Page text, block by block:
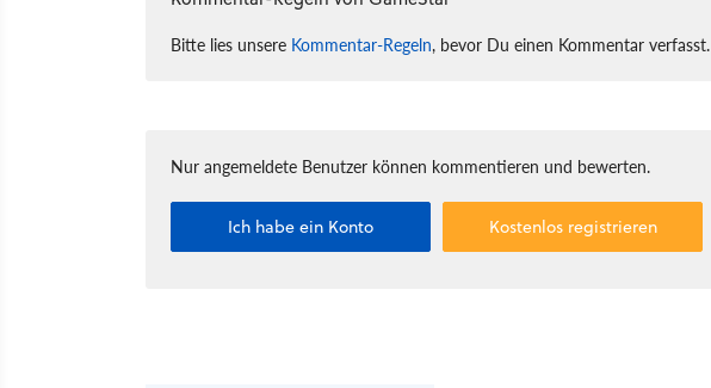
Bitte lies unsere Kommentar-Regeln, bevor Du einen Kommentar verfasst.
Nur angemeldete Benutzer können kommentieren und bewerten.
Ich habe ein Konto Kostenlos registrieren